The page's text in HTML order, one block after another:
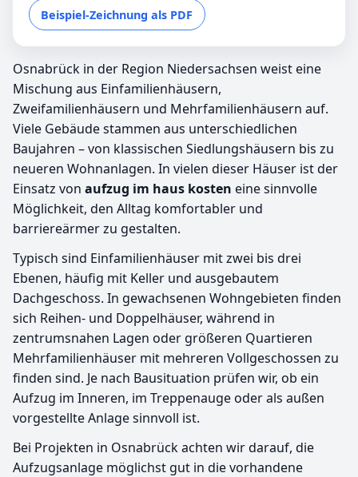
Beispiel-Zeichnung als PDF
Osnabrück in der Region Niedersachsen weist eine
Mischung aus Einfamilienhäusern,
Zweifamilienhäusern und Mehrfamilienhäusern auf.
Viele Gebäude stammen aus unterschiedlichen
Baujahren – von klassischen Siedlungshäusern bis zu
neueren Wohnanlagen. In vielen dieser Häuser ist der
Einsatz von aufzug im haus kosten eine sinnvolle
Möglichkeit, den Alltag komfortabler und
barriereärmer zu gestalten.
Typisch sind Einfamilienhäuser mit zwei bis drei
Ebenen, häufig mit Keller und ausgebautem
Dachgeschoss. In gewachsenen Wohngebieten finden
sich Reihen- und Doppelhäuser, während in
zentrumsnahen Lagen oder größeren Quartieren
Mehrfamilienhäuser mit mehreren Vollgeschossen zu
finden sind. Je nach Bausituation prüfen wir, ob ein
Aufzug im Inneren, im Treppenauge oder als außen
vorgestellte Anlage sinnvoll ist.
Bei Projekten in Osnabrück achten wir darauf, die
Aufzugsanlage möglichst gut in die vorhandene